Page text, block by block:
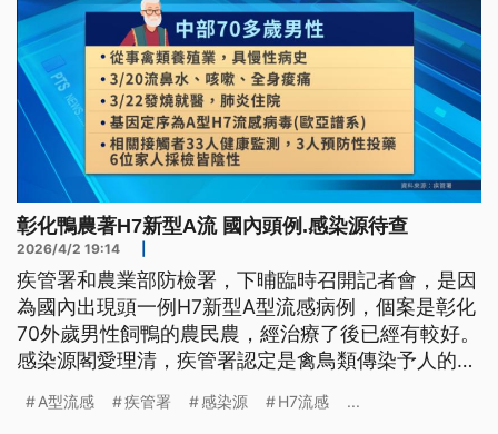
彰化鴨農著H7新型A流 國內頭例.感染源待查
2026/4/2 19:14
疾管署和農業部防檢署，下晡臨時召開記者會，是因
為國內出現頭一例H7新型A型流感病例，個案是彰化
70外歲男性飼鴨的農民農，經治療了後已經有較好。
感染源閣愛理清，疾管署認定是禽鳥類傳染予人的案
聞標題、導言為台語文）
A型流感 疾管署 感染源 H7流感 ...